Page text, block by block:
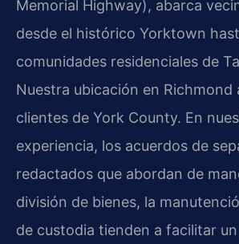
Memorial Highway), abarca
desde el histórico Yorktown
comunidades residenciales de
Nuestra ubicación en Richmond
clientes de York County. En
experiencia, los acuerdos de
redactados que abordan de
división de bienes, la
de custodia tienden a facilitar